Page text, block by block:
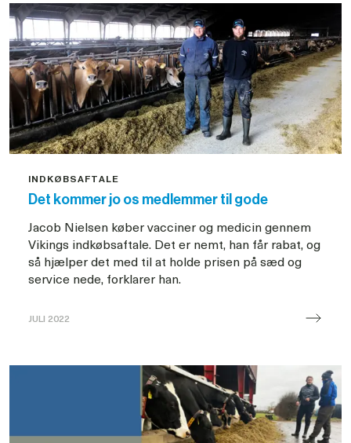
administrerende
direktør
INDKØBSAFTALE
Det kommer jo os medlemmer til gode
Jacob Nielsen køber vacciner og medicin gennem
Vikings indkøbsaftale. Det er nemt, han får rabat, og
så hjælper det med til at holde prisen på sæd og
service nede, forklarer han.
JULI 2022